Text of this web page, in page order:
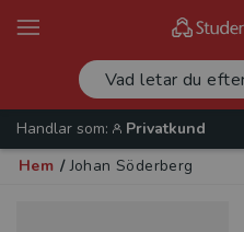
Handlar som:
Privatkund
Hem / Johan Söderberg